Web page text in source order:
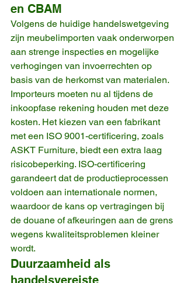
en CBAM
Volgens de huidige handelswetgeving
zijn meubelimporten vaak onderworpen
aan strenge inspecties en mogelijke
verhogingen van invoerrechten op
basis van de herkomst van materialen.
Importeurs moeten nu al tijdens de
inkoopfase rekening houden met deze
kosten. Het kiezen van een fabrikant
met een ISO 9001-certificering, zoals
ASKT Furniture, biedt een extra laag
risicobeperking. ISO-certificering
garandeert dat de productieprocessen
voldoen aan internationale normen,
waardoor de kans op vertragingen bij
de douane of afkeuringen aan de grens
wegens kwaliteitsproblemen kleiner
wordt.
Duurzaamheid als
handelsvereiste